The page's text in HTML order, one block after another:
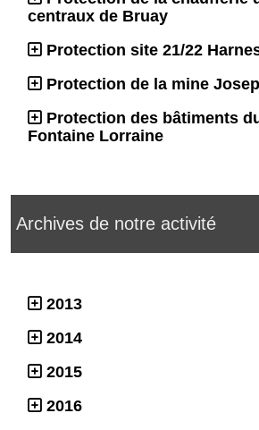
centraux de Bruay
Protection site 21/22
Protection de la mine
Protection des bâtiments
Fontaine Lorraine
Archives de notre activité
2013
2014
2015
2016